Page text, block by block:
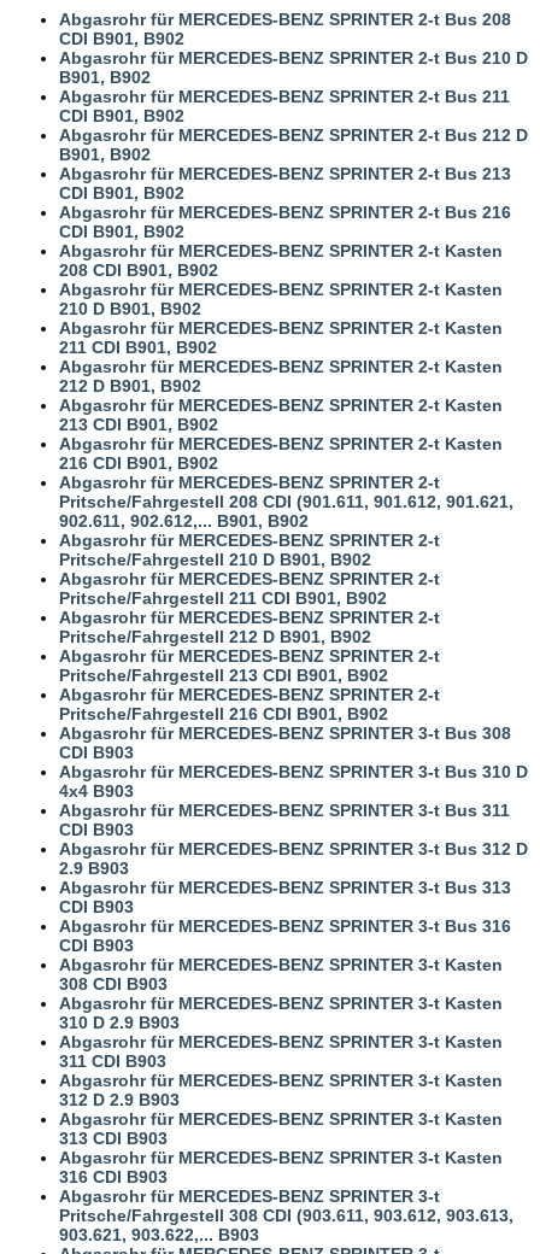
Abgasrohr für MERCEDES-BENZ SPRINTER 2-t Bus 208
CDI B901, B902
Abgasrohr für MERCEDES-BENZ SPRINTER 2-t Bus 210 D
B901, B902
Abgasrohr für MERCEDES-BENZ SPRINTER 2-t Bus 211
CDI B901, B902
Abgasrohr für MERCEDES-BENZ SPRINTER 2-t Bus 212 D
B901, B902
Abgasrohr für MERCEDES-BENZ SPRINTER 2-t Bus 213
CDI B901, B902
Abgasrohr für MERCEDES-BENZ SPRINTER 2-t Bus 216
CDI B901, B902
Abgasrohr für MERCEDES-BENZ SPRINTER 2-t Kasten
208 CDI B901, B902
Abgasrohr für MERCEDES-BENZ SPRINTER 2-t Kasten
210 D B901, B902
Abgasrohr für MERCEDES-BENZ SPRINTER 2-t Kasten
211 CDI B901, B902
Abgasrohr für MERCEDES-BENZ SPRINTER 2-t Kasten
212 D B901, B902
Abgasrohr für MERCEDES-BENZ SPRINTER 2-t Kasten
213 CDI B901, B902
Abgasrohr für MERCEDES-BENZ SPRINTER 2-t Kasten
216 CDI B901, B902
Abgasrohr für MERCEDES-BENZ SPRINTER 2-t
Pritsche/Fahrgestell 208 CDI (901.611, 901.612, 901.621,
902.611, 902.612,... B901, B902
Abgasrohr für MERCEDES-BENZ SPRINTER 2-t
Pritsche/Fahrgestell 210 D B901, B902
Abgasrohr für MERCEDES-BENZ SPRINTER 2-t
Pritsche/Fahrgestell 211 CDI B901, B902
Abgasrohr für MERCEDES-BENZ SPRINTER 2-t
Pritsche/Fahrgestell 212 D B901, B902
Abgasrohr für MERCEDES-BENZ SPRINTER 2-t
Pritsche/Fahrgestell 213 CDI B901, B902
Abgasrohr für MERCEDES-BENZ SPRINTER 2-t
Pritsche/Fahrgestell 216 CDI B901, B902
Abgasrohr für MERCEDES-BENZ SPRINTER 3-t Bus 308
CDI B903
Abgasrohr für MERCEDES-BENZ SPRINTER 3-t Bus 310 D
4x4 B903
Abgasrohr für MERCEDES-BENZ SPRINTER 3-t Bus 311
CDI B903
Abgasrohr für MERCEDES-BENZ SPRINTER 3-t Bus 312 D
2.9 B903
Abgasrohr für MERCEDES-BENZ SPRINTER 3-t Bus 313
CDI B903
Abgasrohr für MERCEDES-BENZ SPRINTER 3-t Bus 316
CDI B903
Abgasrohr für MERCEDES-BENZ SPRINTER 3-t Kasten
308 CDI B903
Abgasrohr für MERCEDES-BENZ SPRINTER 3-t Kasten
310 D 2.9 B903
Abgasrohr für MERCEDES-BENZ SPRINTER 3-t Kasten
311 CDI B903
Abgasrohr für MERCEDES-BENZ SPRINTER 3-t Kasten
312 D 2.9 B903
Abgasrohr für MERCEDES-BENZ SPRINTER 3-t Kasten
313 CDI B903
Abgasrohr für MERCEDES-BENZ SPRINTER 3-t Kasten
316 CDI B903
Abgasrohr für MERCEDES-BENZ SPRINTER 3-t
Pritsche/Fahrgestell 308 CDI (903.611, 903.612, 903.613,
903.621, 903.622,... B903